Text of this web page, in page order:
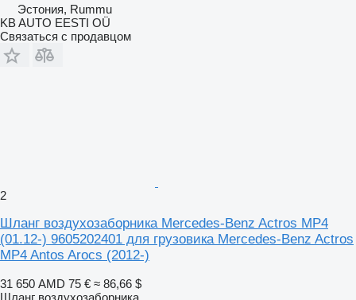
Эстония, Rummu
KB AUTO EESTI OÜ
Связаться с продавцом
2
Шланг воздухозаборника Mercedes-Benz Actros MP4
(01.12-) 9605202401 для грузовика Mercedes-Benz Actros
MP4 Antos Arocs (2012-)
31 650 AMD 75 € ≈ 86,66 $
Шланг воздухозаборника